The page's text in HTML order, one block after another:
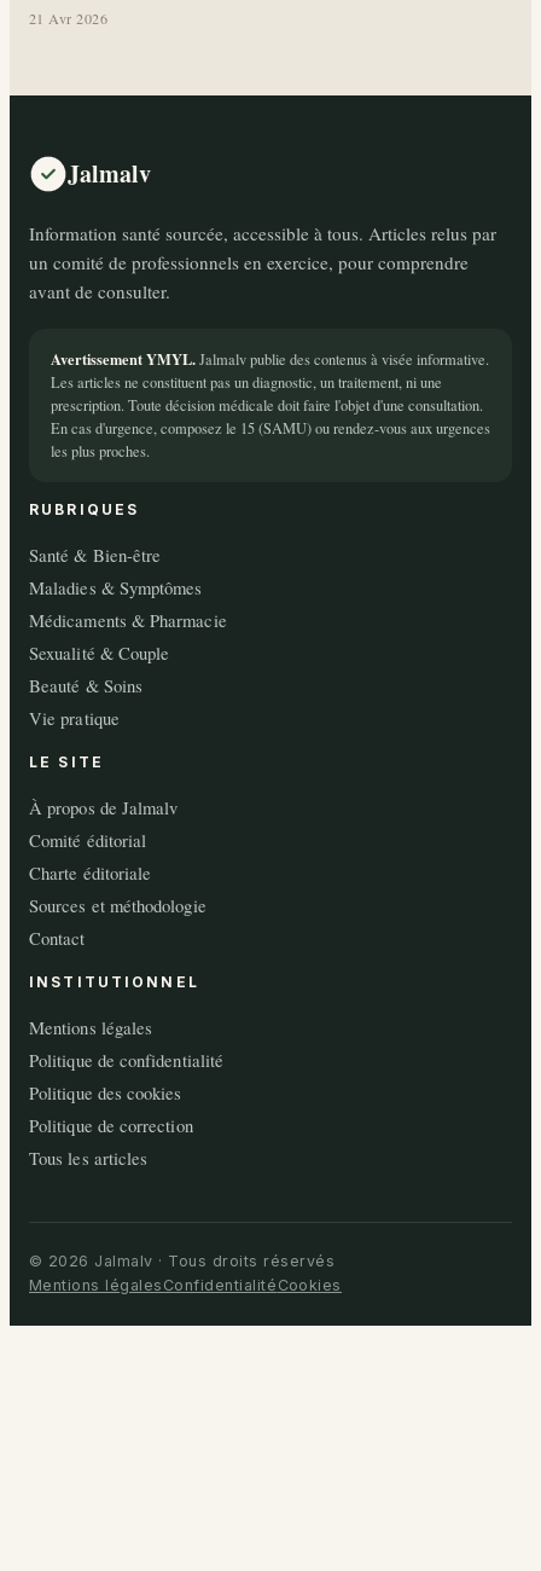
21 Avr 2026
Jalmalv
Information santé sourcée, accessible à tous. Articles relus par
un comité de professionnels en exercice, pour comprendre
avant de consulter.
Avertissement YMYL.Jalmalv publie des contenus à visée informative.
Les articles ne constituent pas un diagnostic, un traitement, ni une
prescription. Toute décision médicale doit faire l'objet d'une consultation.
En cas d'urgence, composez le 15 (SAMU) ou rendez-vous aux urgences
les plus proches.
RUBRIQUES
Santé & Bien-être
Maladies & Symptômes
Médicaments & Pharmacie
Sexualité & Couple
Beauté & Soins
Vie pratique
LE SITE
À propos de Jalmalv
Comité éditorial
Charte éditoriale
Sources et méthodologie
Contact
INSTITUTIONNEL
Mentions légales
Politique de confidentialité
Politique des cookies
Politique de correction
Tous les articles
© 2026 Jalmalv · Tous droits réservés
Mentions légales Confidentialité Cookies